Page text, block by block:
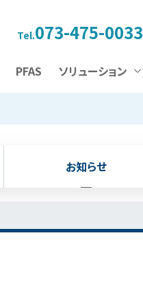
Tel.073-475-0033
PFAS ソリューション
お知らせ